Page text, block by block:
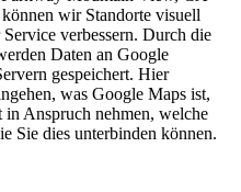
wir Standorte visuell
verbessern. Durch die
Daten an Google
gespeichert. Hier
was Google Maps ist,
Anspruch nehmen, welche
Sie dies unterbinden können.